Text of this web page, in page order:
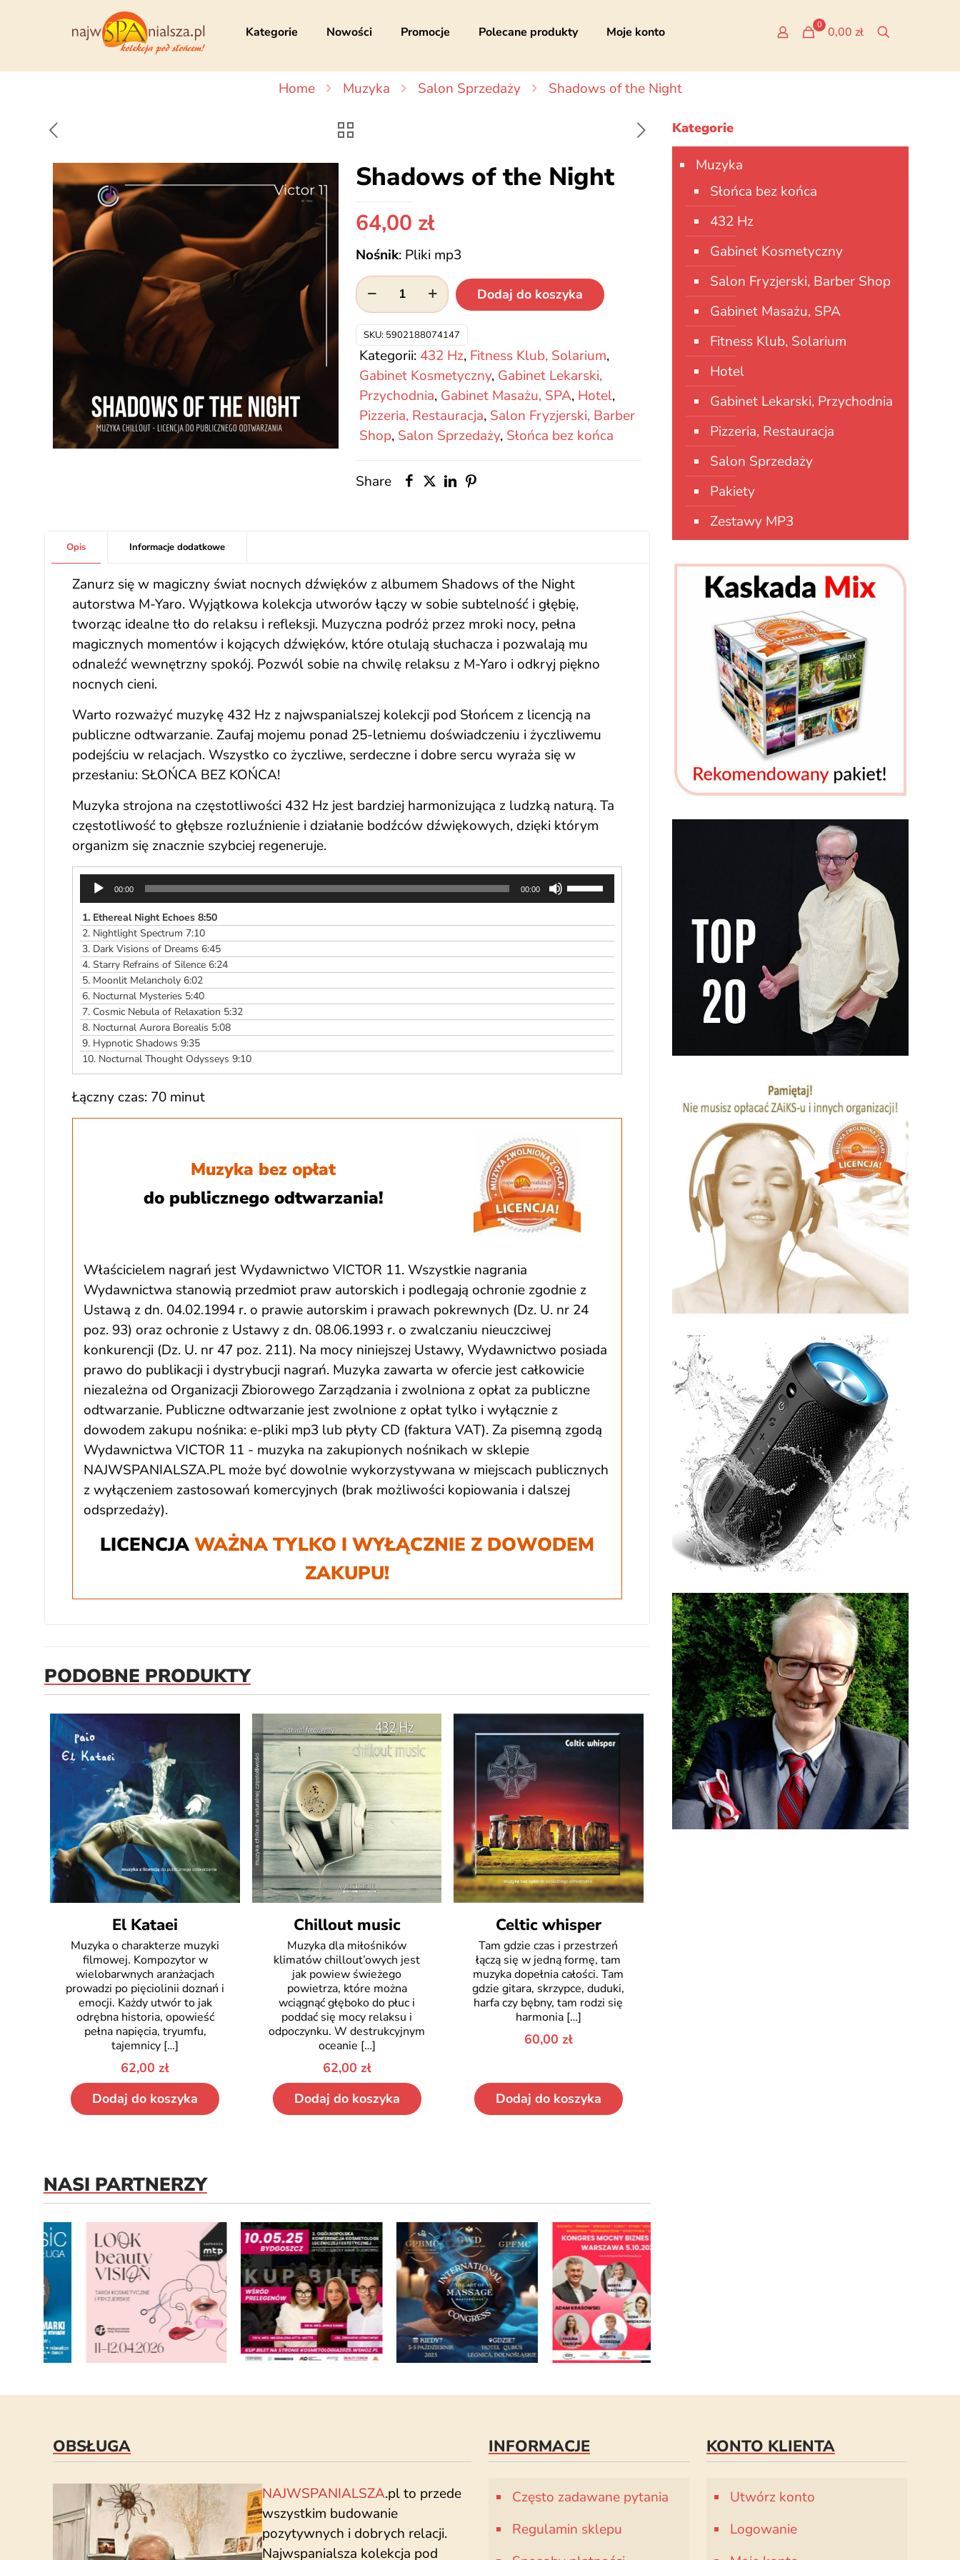
Kategorie Nowości Promocje Polecane produkty Moje konto 0 0,00 zł
Home Muzyka Salon Sprzedaży Shadows of the Night
Shadows of the Night
64,00 zł
Nośnik: Pliki mp3
ilość
Shadows
of
the
Night
Dodaj do koszyka
SKU: 5902188074147
Kategorii: 432 Hz, Fitness Klub, Solarium,
Gabinet Kosmetyczny, Gabinet Lekarski,
Przychodnia, Gabinet Masażu, SPA, Hotel,
Pizzeria, Restauracja, Salon Fryzjerski, Barber
Shop, Salon Sprzedaży, Słońca bez końca
Share
Opis Informacje dodatkowe
Zanurz się w magiczny świat nocnych dźwięków z albumem Shadows of the Night
autorstwa M-Yaro. Wyjątkowa kolekcja utworów łączy w sobie subtelność i głębię,
tworząc idealne tło do relaksu i refleksji. Muzyczna podróż przez mroki nocy, pełna
magicznych momentów i kojących dźwięków, które otulają słuchacza i pozwalają mu
odnaleźć wewnętrzny spokój. Pozwól sobie na chwilę relaksu z M-Yaro i odkryj piękno
nocnych cieni.
Warto rozważyć muzykę 432 Hz z najwspanialszej kolekcji pod Słońcem z licencją na
publiczne odtwarzanie. Zaufaj mojemu ponad 25-letniemu doświadczeniu i życzliwemu
podejściu w relacjach. Wszystko co życzliwe, serdeczne i dobre sercu wyraża się w
przesłaniu: SŁOŃCA BEZ KOŃCA!
Muzyka strojona na częstotliwości 432 Hz jest bardziej harmonizująca z ludzką naturą. Ta
częstotliwość to głębsze rozluźnienie i działanie bodźców dźwiękowych, dzięki którym
organizm się znacznie szybciej regeneruje.
Odtwarzacz
plików
dźwiękowych
00:00 00:00
góry
oraz
do
dołu
aby
1. Ethereal Night Echoes 8:50
2. Nightlight Spectrum 7:10
3. Dark Visions of Dreams 6:45
4. Starry Refrains of Silence 6:24
5. Moonlit Melancholy 6:02
6. Nocturnal Mysteries 5:40
7. Cosmic Nebula of Relaxation 5:32
8. Nocturnal Aurora Borealis 5:08
9. Hypnotic Shadows 9:35
10. Nocturnal Thought Odysseys 9:10
Łączny czas: 70 minut
Muzyka bez opłat
do publicznego odtwarzania!
Właścicielem nagrań jest Wydawnictwo VICTOR 11. Wszystkie nagrania
Wydawnictwa stanowią przedmiot praw autorskich i podlegają ochronie zgodnie z
Ustawą z dn. 04.02.1994 r. o prawie autorskim i prawach pokrewnych (Dz. U. nr 24
poz. 93) oraz ochronie z Ustawy z dn. 08.06.1993 r. o zwalczaniu nieuczciwej
konkurencji (Dz. U. nr 47 poz. 211). Na mocy niniejszej Ustawy, Wydawnictwo posiada
prawo do publikacji i dystrybucji nagrań. Muzyka zawarta w ofercie jest całkowicie
niezależna od Organizacji Zbiorowego Zarządzania i zwolniona z opłat za publiczne
odtwarzanie. Publiczne odtwarzanie jest zwolnione z opłat tylko i wyłącznie z
dowodem zakupu nośnika: e-pliki mp3 lub płyty CD (faktura VAT). Za pisemną zgodą
Wydawnictwa VICTOR 11 - muzyka na zakupionych nośnikach w sklepie
NAJWSPANIALSZA.PL może być dowolnie wykorzystywana w miejscach publicznych
z wyłączeniem zastosowań komercyjnych (brak możliwości kopiowania i dalszej
odsprzedaży).
LICENCJA WAŻNA TYLKO I WYŁĄCZNIE Z DOWODEM
ZAKUPU!
PODOBNE PRODUKTY
El Kataei
Muzyka o charakterze muzyki
filmowej. Kompozytor w
wielobarwnych aranżacjach
prowadzi po pięciolinii doznań i
emocji. Każdy utwór to jak
odrębna historia, opowieść
pełna napięcia, tryumfu,
tajemnicy […]
62,00zł
Dodaj do koszyka
Chillout music
Muzyka dla miłośników
klimatów chillout’owych jest
jak powiew świeżego
powietrza, które można
wciągnąć głęboko do płuc i
poddać się mocy relaksu i
odpoczynku. W destrukcyjnym
oceanie […]
62,00 zł
Dodaj do koszyka
Celtic whisper
Tam gdzie czas i przestrzeń
łączą się w jedną formę, tam
muzyka dopełnia całości. Tam
gdzie gitara, skrzypce, duduki,
harfa czy bębny, tam rodzi się
harmonia[…]
60,00 zł
Dodaj do koszyka
Kategorie
Muzyka
Słońca bez końca
432 Hz
Gabinet Kosmetyczny
Salon Fryzjerski, Barber Shop
Gabinet Masażu, SPA
Fitness Klub, Solarium
Hotel
Gabinet Lekarski, Przychodnia
Pizzeria, Restauracja
Salon Sprzedaży
Pakiety
Zestawy MP3
NASI PARTNERZY
OBSŁUGA
NAJWSPANIALSZA.pl to przede
wszystkim budowanie
pozytywnych i dobrych relacji.
Najwspanialsza kolekcja pod
INFORMACJE
Często zadawane pytania
Regulamin sklepu
KONTO KLIENTA
Utwórz konto
Logowanie